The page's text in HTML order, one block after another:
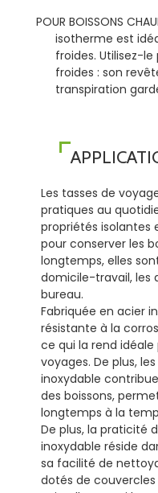
POUR BOISSONS
isotherme est
froides. Utilisez-
froides : son
transpiration
Les tasses de
pratiques au
propriétés isolantes
pour conserver les
longtemps, elles
domicile-travail, les
bureau.
Fabriquée en acier
résistante à la
ce qui la rend
voyages. De plus,
inoxydable
des boissons,
longtemps à la
De plus, la praticité
inoxydable réside
sa facilité de
dotés de